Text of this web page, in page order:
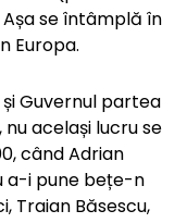
se întâmplă în
Europa.
Guvernul partea
același lucru se
când Adrian
a-i pune bețe-n
Traian Băsescu,